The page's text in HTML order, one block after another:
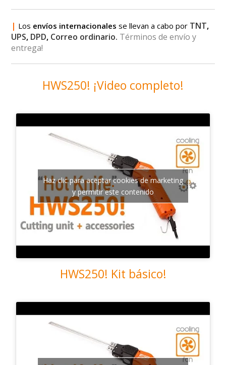
| Los envíos internacionales se llevan a cabo por TNT,
UPS, DPD, Correo ordinario. Términos de envío y
entrega!
HWS250! ¡Video completo!
Haz clic para aceptar cookies de marketing
y permitir este contenido
HWS250! Kit básico!